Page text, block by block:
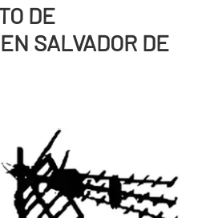
DE
SALVADOR DE